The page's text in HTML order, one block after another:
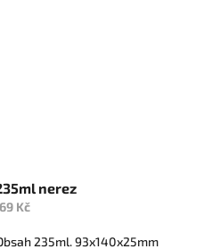
nerez
Kč
235ml. 93x140x25mm